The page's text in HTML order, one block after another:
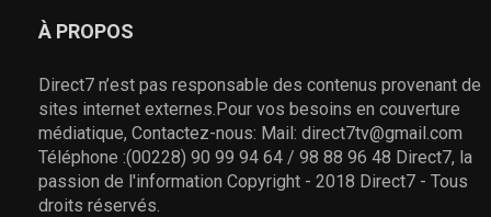
À PROPOS
Direct7 n’est pas responsable des contenus provenant de
sites internet externes.Pour vos besoins en couverture
médiatique, Contactez-nous: Mail: direct7tv@gmail.com
Téléphone :(00228) 90 99 94 64 / 98 88 96 48 Direct7, la
passion de l'information Copyright - 2018 Direct7 - Tous
droits réservés.